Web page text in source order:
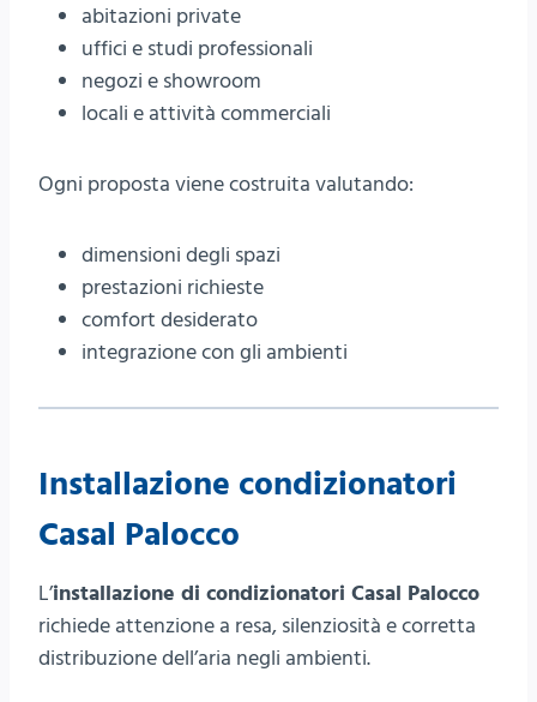
abitazioni private
uffici e studi professionali
negozi e showroom
locali e attività commerciali
Ogni proposta viene costruita valutando:
dimensioni degli spazi
prestazioni richieste
comfort desiderato
integrazione con gli ambienti
Installazione condizionatori
Casal Palocco
L’installazione di condizionatori Casal Palocco
richiede attenzione a resa, silenziosità e corretta
distribuzione dell’aria negli ambienti.